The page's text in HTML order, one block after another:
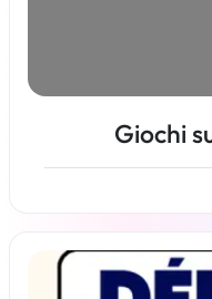
Giochi
Per